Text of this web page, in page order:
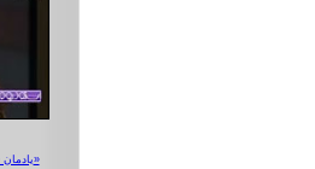
یادمان «امین نیا» و گفت‌وگو با «نصرت‌الله‌نوری»